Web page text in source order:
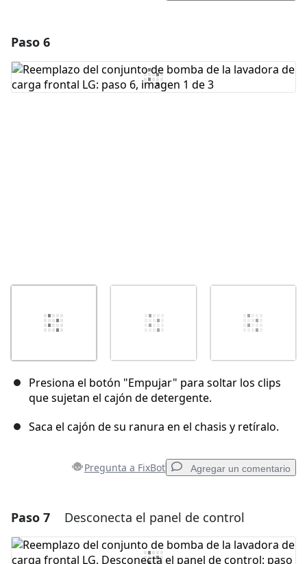
Agregar Comentario
Paso 6
Presiona el botón "Empujar" para soltar los clips
que sujetan el cajón de detergente.
Saca el cajón de su ranura en el chasis y retíralo.
Pregunta a FixBot Agregar un comentario
Agregar un comentario
Agregar Comentario
Paso 7 Desconecta el panel de control